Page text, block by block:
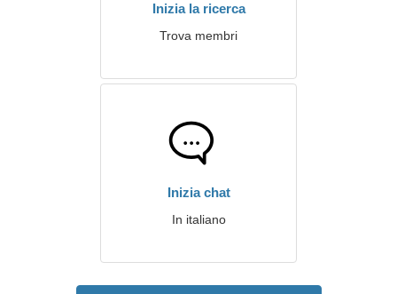
Inizia la ricerca
Trova membri
Inizia chat
In italiano